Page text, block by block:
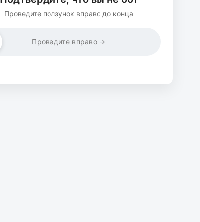
Проведите ползунок вправо до конца
Проведите вправо →